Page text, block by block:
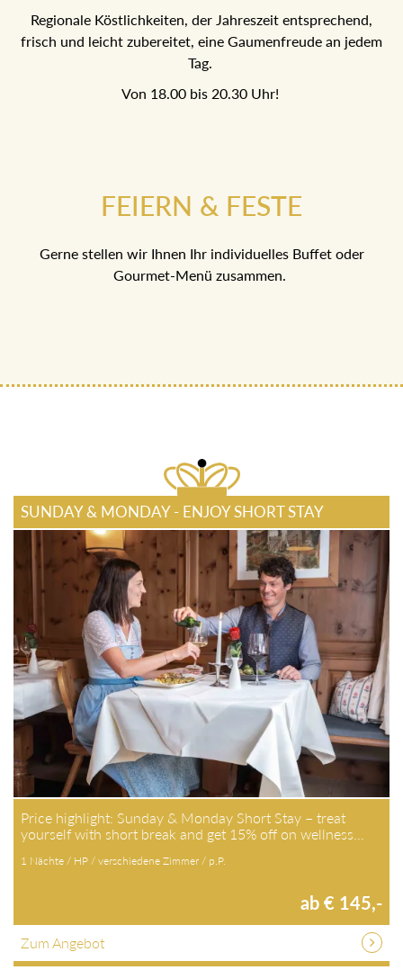
Regionale Köstlichkeiten, der Jahreszeit entsprechend,
frisch und leicht zubereitet, eine Gaumenfreude an jedem
Tag.
Von 18.00 bis 20.30 Uhr!
FEIERN & FESTE
Gerne stellen wir Ihnen Ihr individuelles Buffet oder
Gourmet-Menü zusammen.
SUNDAY & MONDAY - ENJOY SHORT STAY
Price highlight: Sunday & Monday Short Stay – treat
yourself with short break and get 15% off on wellness…
1 Nächte / HP / verschiedene Zimmer / p.P.
ab € 145,-
Zum Angebot